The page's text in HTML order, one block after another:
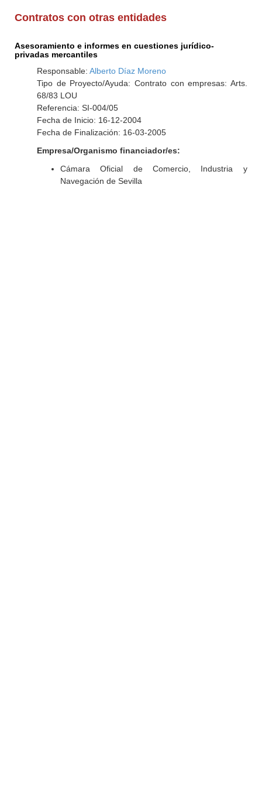
Contratos con otras entidades
Asesoramiento e informes en cuestiones jurídico-
privadas mercantiles
Responsable: Alberto Díaz Moreno
Tipo de Proyecto/Ayuda: Contrato con empresas: Arts.
68/83 LOU
Referencia: SI-004/05
Fecha de Inicio: 16-12-2004
Fecha de Finalización: 16-03-2005
Empresa/Organismo financiador/es:
Cámara Oficial de Comercio, Industria y
Navegación de Sevilla